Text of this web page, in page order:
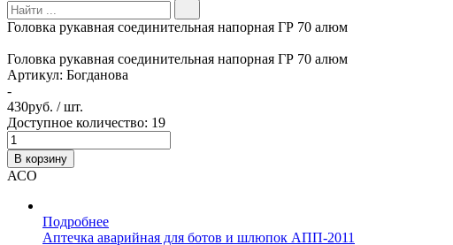
Головка рукавная соединительная напорная ГР 70 алюм
Головка рукавная соединительная напорная ГР 70 алюм
Артикул: Богданова
-
430руб. / шт.
Доступное количество: 19
В корзину
АСО
Подробнее
Аптечка аварийная для ботов и шлюпок АПП-2011